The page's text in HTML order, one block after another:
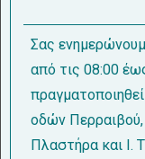
Σας
από τις 08:00
οδών
Πλαστήρα και Ι.